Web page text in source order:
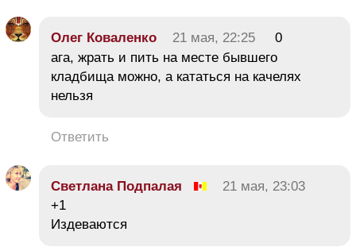
Олег Коваленко 21 мая, 22:25
0
ага, жрать и пить на месте бывшего
кладбища можно, а кататься на качелях
нельзя
Ответить
Светлана Подпалая
21 мая, 23:03
+1
Издеваются